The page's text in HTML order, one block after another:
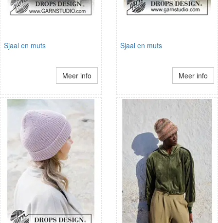
Sjaal en muts
Meer info
Sjaal en muts
Meer info